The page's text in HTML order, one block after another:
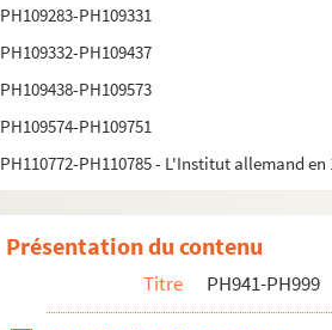
PH109283-PH109331
PH109332-PH109437
PH109438-PH109573
PH109574-PH109751
PH110772-PH110785 - L'Institut allemand en
Présentation du contenu
Titre PH941-PH999